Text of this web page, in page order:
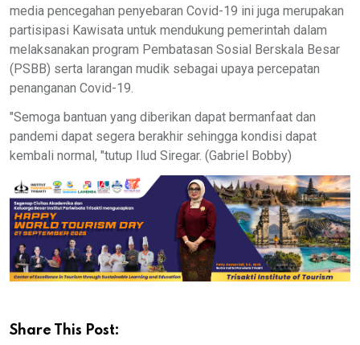
media pencegahan penyebaran Covid-19 ini juga merupakan
partisipasi Kawisata untuk mendukung pemerintah dalam
melaksanakan program Pembatasan Sosial Berskala Besar
(PSBB) serta larangan mudik sebagai upaya percepatan
penanganan Covid-19.
"Semoga bantuan yang diberikan dapat bermanfaat dan
pandemi dapat segera berakhir sehingga kondisi dapat
kembali normal, "tutup Ilud Siregar. (Gabriel Bobby)
Share This Post: